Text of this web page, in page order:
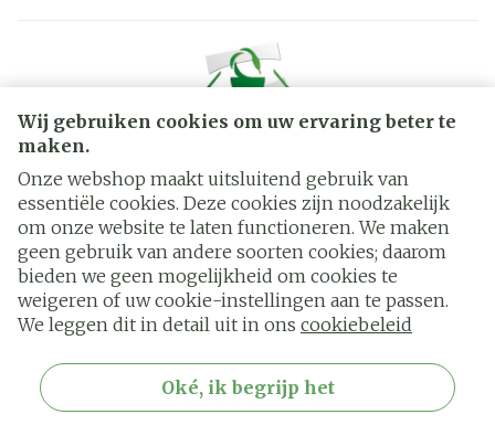
Wij gebruiken cookies om uw ervaring beter te
maken.
Onze webshop maakt uitsluitend gebruik van
essentiële cookies. Deze cookies zijn noodzakelijk
om onze website te laten functioneren. We maken
geen gebruik van andere soorten cookies; daarom
bieden we geen mogelijkheid om cookies te
weigeren of uw cookie-instellingen aan te passen.
We leggen dit in detail uit in ons cookiebeleid
Oké, ik begrijp het
Juridische links